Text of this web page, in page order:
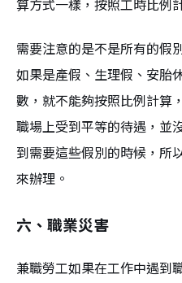
需要注意的是不是所有的假
如果是產假、生理假、安胎
數，就不能夠按照比例計算
職場上受到平等的待遇，並
到需要這些假別的時候，所
來辦理。
六、職業災害
兼職勞工如果在工作中遇到